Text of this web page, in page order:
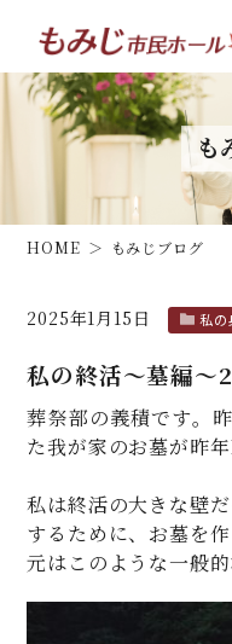
も
HOME もみじブログ
2025年1月15日 私の
私の終活～墓編～2
葬祭部の義積です。
た我が家のお墓が昨
私は終活の大きな壁
するために、お墓を作
元はこのような一般